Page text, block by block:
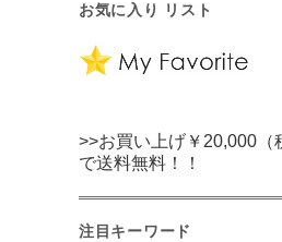
お気に入り リスト
>>お買い上げ￥20,000（
で送料無料！！
注目キーワード